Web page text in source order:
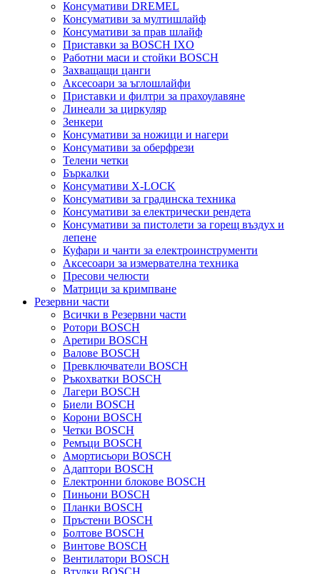
Консумативи DREMEL
Консумативи за мултишлайф
Консумативи за прав шлайф
Приставки за BOSCH IXO
Работни маси и стойки BOSCH
Захващащи цанги
Аксесоари за ъглошлайфи
Приставки и филтри за прахоулавяне
Линеали за циркуляр
Зенкери
Консумативи за ножици и нагери
Консумативи за оберфрези
Телени четки
Бъркалки
Консумативи X-LOCK
Консумативи за градинска техника
Консумативи за електрически рендета
Консумативи за пистолети за горещ въздух и
лепене
Куфари и чанти за електроинструменти
Аксесоари за измервателна техника
Пресови челюсти
Матрици за кримпване
Резервни части
Всички в Резервни части
Ротори BOSCH
Аретири BOSCH
Валове BOSCH
Превключватели BOSCH
Ръкохватки BOSCH
Лагери BOSCH
Биели BOSCH
Корони BOSCH
Четки BOSCH
Ремъци BOSCH
Амортисьори BOSCH
Адаптори BOSCH
Електронни блокове BOSCH
Пиньони BOSCH
Планки BOSCH
Пръстени BOSCH
Болтове BOSCH
Винтове BOSCH
Вентилатори BOSCH
Втулки BOSCH